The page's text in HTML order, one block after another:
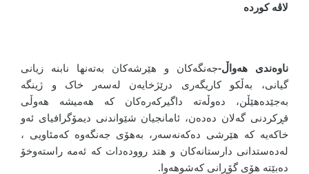
لاڤە کوردە
ناوەندی هەواڵ-جەنگەکان و هێرشەکان بەتەنها نابنە زیانی
گیانی، بەڵکو کاریگەری درێژخایەن لەسەر خاک و ژینگە
بەجێدەهێڵن، دەوڵەتە داگیرکەرەکان کە هەمیشە هەوڵی
قڕکردنی گەلان دەدەن، ئامانجیان شێواندنی دیمۆگرافیای ئەو
خاکەیە کە هێرشی دەکەنەسەر، بەهۆی جەنگەوە کەمئاویی ،
لەدەستدانی دارستانەکان و هتد روودەدات کە ئەمە راستەوخۆ
دەبێتە هۆی گۆڕانی کەشوهەوا.